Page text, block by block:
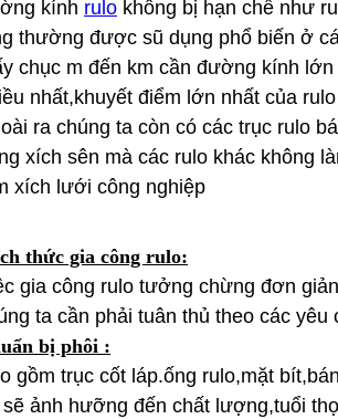
kính rulo không bị hạn chế như
thường được sũ dụng phổ biến ở
chục m đến km cần đường kính
nhất,khuyết điểm lớn nhất của
ra chúng ta còn có các trục rulo
xích sên mà các rulo khác không
xích lưới công nghiệp
thức gia công rulo:
gia công rulo tưởng chừng đơn
ta cần phải tuân thủ theo các
bị phôi :
gồm trục cốt láp.ống rulo,mặt
sẽ ảnh hưỡng đến chất lượng,tuổi